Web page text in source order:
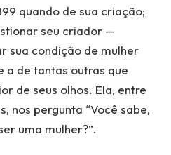
quando de sua criação;
seu criador —
sua condição de mulher
a de tantas outras que
de seus olhos. Ela, entre
nos pergunta “Você sabe,
uma mulher?”.